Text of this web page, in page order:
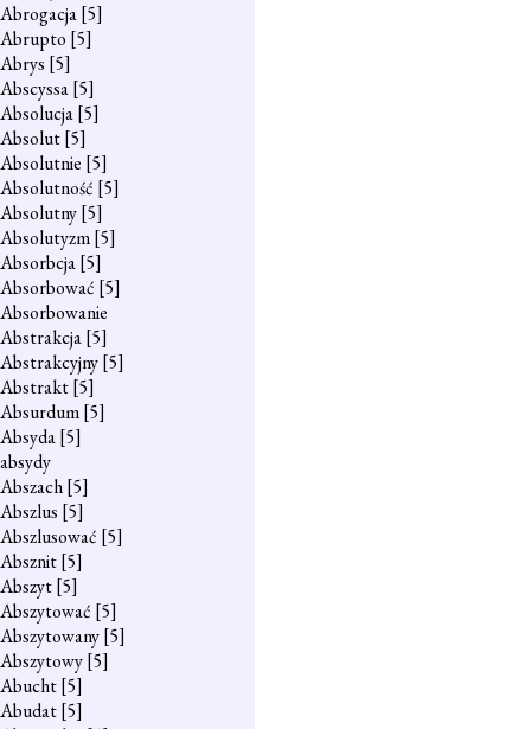
Abrogacja[5]
Abrupto [5]
Abrys [5]
Abscyssa[5]
Absolucja[5]
Absolut[5]
Absolutnie [5]
Absolutność [5]
Absolutny[5]
Absolutyzm[5]
Absorbcja[5]
Absorbować [5]
Absorbowanie
Abstrakcja[5]
Abstrakcyjny[5]
Abstrakt[5]
Absurdum[5]
Absyda[5]
absydy
Abszach[5]
Abszlus [5]
Abszlusować [5]
Absznit[5]
Abszyt[5]
Abszytować [5]
Abszytowany[5]
Abszytowy[5]
Abucht[5]
Abudat[5]